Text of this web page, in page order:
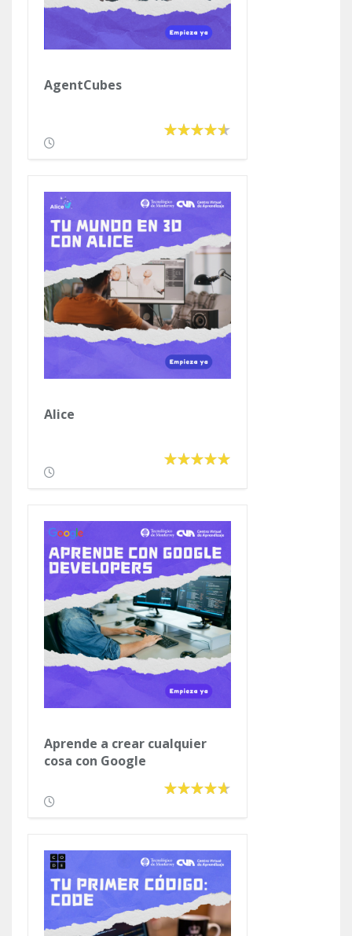
AgentCubes
Alice
Aprende a crear cualquier
cosa con Google